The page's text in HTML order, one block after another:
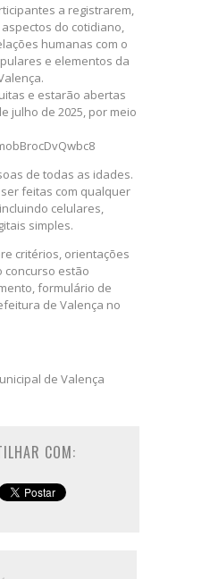
a registrarem,
do cotidiano,
humanas com o
e elementos da
e estarão abertas
julho de 2025, por meio
de todas as idades.
feitas com qualquer
celulares,
simples.
critérios, orientações
concurso estão
formulário de
de Valença no
de Valença
COM: